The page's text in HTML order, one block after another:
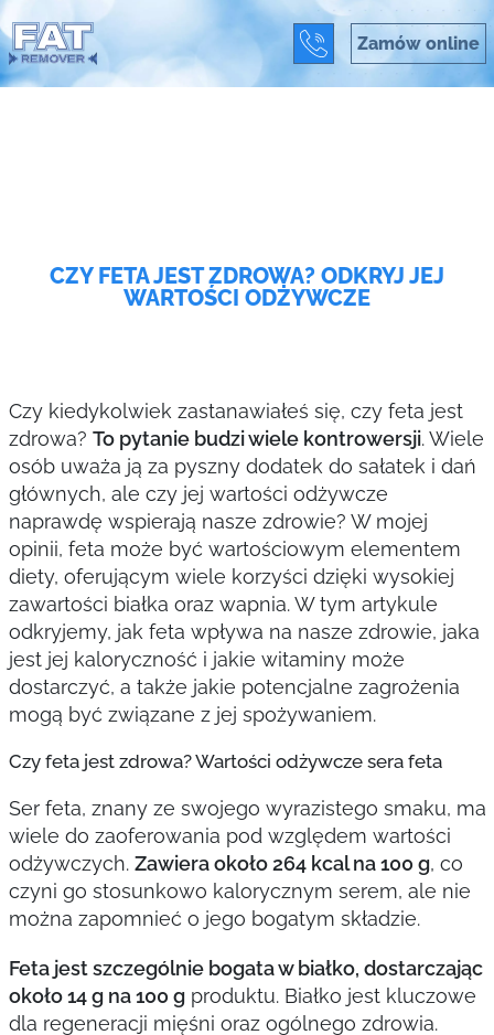
Zamów online
CZY FETA JEST ZDROWA? ODKRYJ JEJ
WARTOŚCI ODŻYWCZE
Czy kiedykolwiek zastanawiałeś się, czy feta jest
zdrowa? To pytanie budzi wiele kontrowersji. Wiele
osób uważa ją za pyszny dodatek do sałatek i dań
głównych, ale czy jej wartości odżywcze
naprawdę wspierają nasze zdrowie? W mojej
opinii, feta może być wartościowym elementem
diety, oferującym wiele korzyści dzięki wysokiej
zawartości białka oraz wapnia. W tym artykule
odkryjemy, jak feta wpływa na nasze zdrowie, jaka
jest jej kaloryczność i jakie witaminy może
dostarczyć, a także jakie potencjalne zagrożenia
mogą być związane z jej spożywaniem.
Czy feta jest zdrowa? Wartości odżywcze sera feta
Ser feta, znany ze swojego wyrazistego smaku, ma
wiele do zaoferowania pod względem wartości
odżywczych. Zawiera około 264 kcal na 100 g, co
czyni go stosunkowo kalorycznym serem, ale nie
można zapomnieć o jego bogatym składzie.
Feta jest szczególnie bogata w białko, dostarczając
około 14 g na 100 gproduktu. Białko jest kluczowe
dla regeneracji mięśni oraz ogólnego zdrowia.